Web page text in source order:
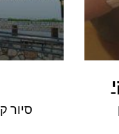
סיור